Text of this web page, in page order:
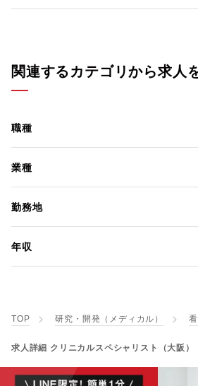
関連するカテゴリから求人
職種
業種
勤務地
年収
TOP 研究・開発（メディカル）
求人詳細 クリニカルスペシャリスト（大阪）